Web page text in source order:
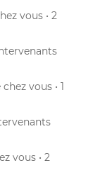
vous • 2
chez vous • 1
vous • 2